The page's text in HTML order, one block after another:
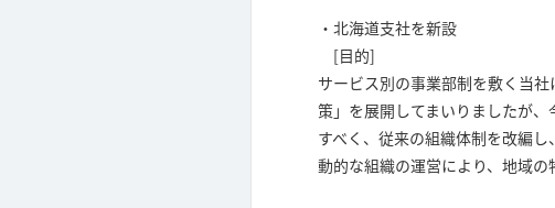
・北海道支社を新設
[目的]
サービス別の事業部制を敷く当
策」を展開してまいりましたが
すべく、従来の組織体制を改編
動的な組織の運営により、地域の